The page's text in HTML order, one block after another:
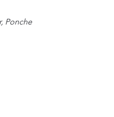
Ponche